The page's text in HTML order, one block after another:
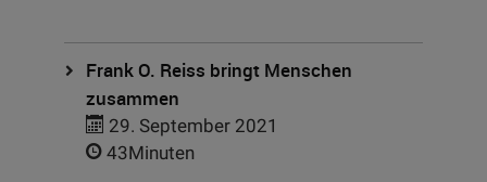
Frank O. Reiss bringt Menschen
zusammen
29. September 2021
43Minuten